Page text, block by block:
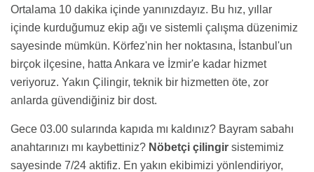
Ortalama 10 dakika içinde yanınızdayız. Bu hız, yıllar
içinde kurduğumuz ekip ağı ve sistemli çalışma düzenimiz
sayesinde mümkün. Körfez'nin her noktasına, İstanbul'un
birçok ilçesine, hatta Ankara ve İzmir'e kadar hizmet
veriyoruz. Yakın Çilingir, teknik bir hizmetten öte, zor
anlarda güvendiğiniz bir dost.
Gece 03.00 sularında kapıda mı kaldınız? Bayram sabahı
anahtarınızı mı kaybettiniz? Nöbetçi çilingir sistemimiz
sayesinde 7/24 aktifiz. En yakın ekibimizi yönlendiriyor,